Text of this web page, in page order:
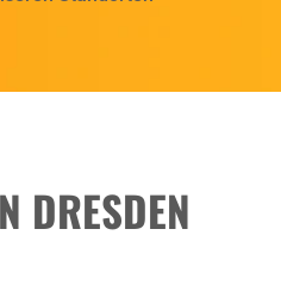
DRESDEN